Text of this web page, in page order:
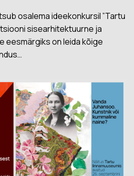
osalema ideekonkursil ”Tartu
sisearhitektuurne ja
eesmärgiks on leida kõige